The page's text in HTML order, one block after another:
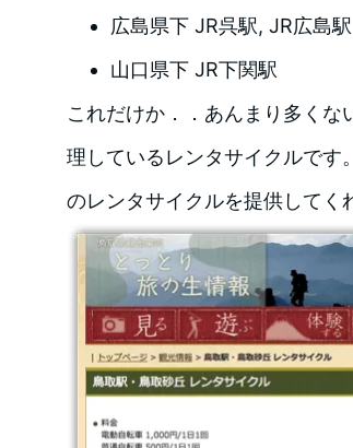
広島県下 JR呉駅, JR広島駅
山口県下 JR下関駅
これだけか．．あんまり多く
理しているレンタサイクルです
のレンタサイクルを提供してく